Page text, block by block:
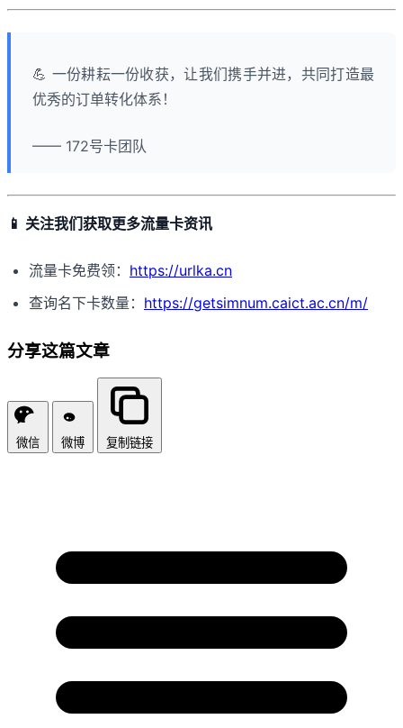
💪 一份耕耘一份收获，让我们携手并进，共同打造最
优秀的订单转化体系！
—— 172号卡团队
📱 关注我们获取更多流量卡资讯
流量卡免费领： https://urlka.cn
查询名下卡数量： https://getsimnum.caict.ac.cn/m/
分享这篇文章
微信 微博 复制链接